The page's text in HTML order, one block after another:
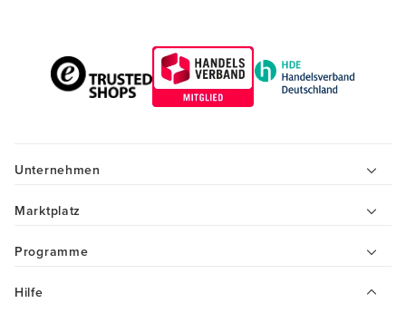
Unternehmen
Marktplatz
Programme
Hilfe